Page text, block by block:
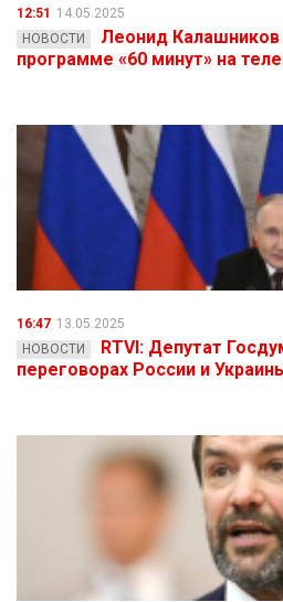
12:51
14.05.2025
НОВОСТИ
Леонид Калашников
программе «60 минут» на
16:47 13.05.2025
НОВОСТИ
RTVI: Депутат
переговорах России и